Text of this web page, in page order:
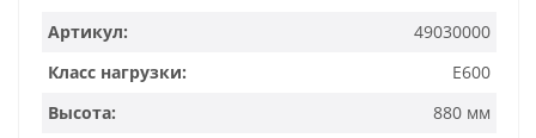
Артикул:
49030000
Класс нагрузки:
E600
Высота:
880 мм